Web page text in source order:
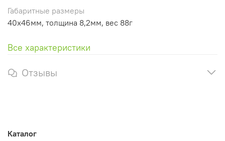
Габаритные размеры
40x46мм, толщина 8,2мм, вес 88г
Все характеристики
Отзывы
Каталог